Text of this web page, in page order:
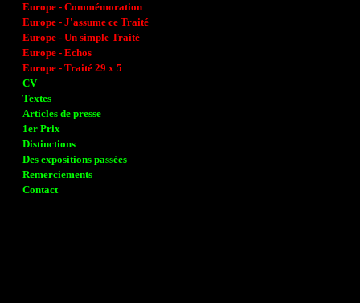
Europe - Commémoration
Europe - J'assume ce Traité
Europe - Un simple Traité
Europe - Echos
Europe - Traité 29 x 5
CV
Textes
Articles de presse
1er Prix
Distinctions
Des expositions passées
Remerciements
Contact